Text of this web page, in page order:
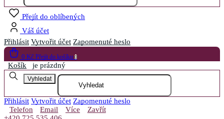
Přejít do oblíbených
Váš účet
Přihlásit Vytvořit účet Zapomenuté heslo
0 Kč Přejít do košíku 0
Košík je prázdný
Vyhledat
Přihlásit Vytvořit účet Zapomenuté heslo
Telefon
Email Více
Zavřít